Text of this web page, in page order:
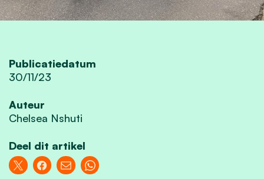
Publicatiedatum
30/11/23
Auteur
Chelsea Nshuti
Deel dit artikel